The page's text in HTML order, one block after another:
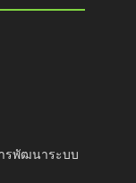
รพัฒนาระบบ